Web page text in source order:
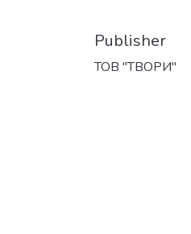
Publisher
ТОВ "ТВОРИ"